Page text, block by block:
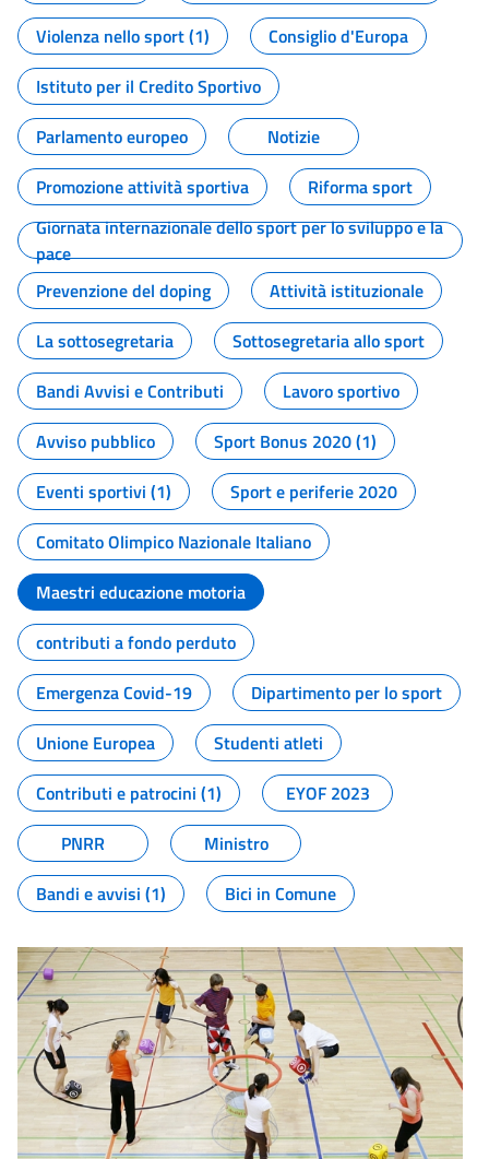
Violenza nello sport (1)
Consiglio d'Europa
Istituto per il Credito Sportivo
Parlamento europeo
Notizie
Promozione attività sportiva
Riforma sport
Giornata internazionale dello sport per lo sviluppo e la
pace
Prevenzione del doping
Attività istituzionale
La sottosegretaria
Sottosegretaria allo sport
Bandi Avvisi e Contributi
Lavoro sportivo
Avviso pubblico
Sport Bonus 2020 (1)
Eventi sportivi (1)
Sport e periferie 2020
Comitato Olimpico Nazionale Italiano
Maestri educazione motoria
contributi a fondo perduto
Emergenza Covid-19
Dipartimento per lo sport
Unione Europea
Studenti atleti
Contributi e patrocini (1)
EYOF 2023
PNRR
Ministro
Bandi e avvisi (1)
Bici in Comune